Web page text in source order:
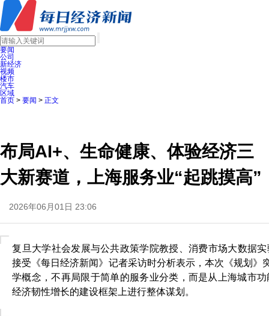
要闻
公司
新经济
视频
楼市
汽车
区域
首页 > 要闻 > 正文
布局AI+、生命健康、体验经济三
大新赛道，上海服务业“起跳摸高”
2026年06月01日 23:06
复旦大学社会发展与公共政策学院教授、消费市场大数据
接受《每日经济新闻》记者采访时分析表示，本次《规划》
学概念，不再局限于简单的服务业分类，而是从上海城市
经济韧性增长的建设框架上进行整体谋划。